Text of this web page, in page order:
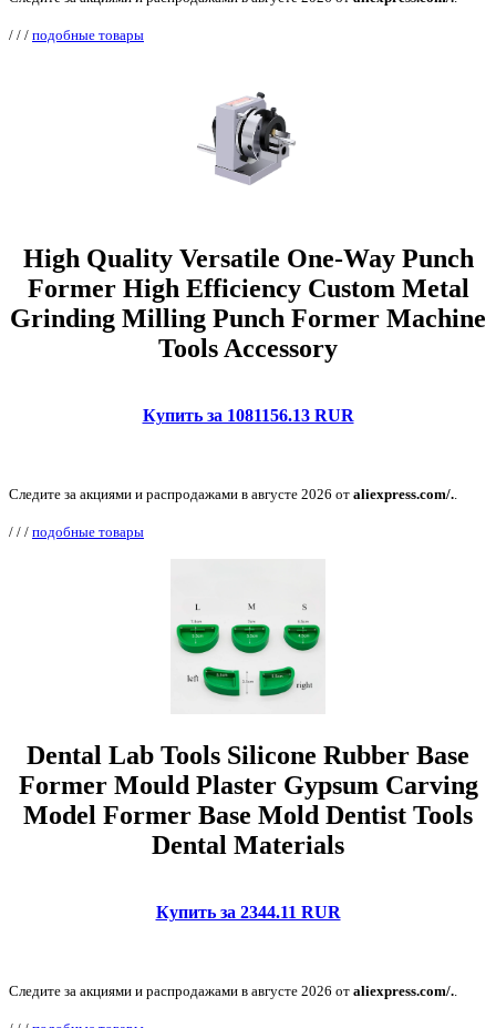
/ / / подобные товары
High Quality Versatile One-Way Punch
Former High Efficiency Custom Metal
Grinding Milling Punch Former Machine
Tools Accessory
Купить за 1081156.13 RUR
Следите за акциями и распродажами в августе 2026 от aliexpress.com/.
/ / / подобные товары
Dental Lab Tools Silicone Rubber Base
Former Mould Plaster Gypsum Carving
Model Former Base Mold Dentist Tools
Dental Materials
Купить за 2344.11 RUR
Следите за акциями и распродажами в августе 2026 от aliexpress.com/.